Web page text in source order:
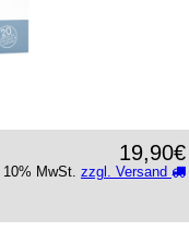
19,90€
MwSt. zzgl. Versand